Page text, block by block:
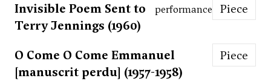
Invisible Poem Sent to
Terry Jennings (1960)
performance Piece
O Come O Come Emmanuel
[manuscrit perdu] (1957-1958)
Piece